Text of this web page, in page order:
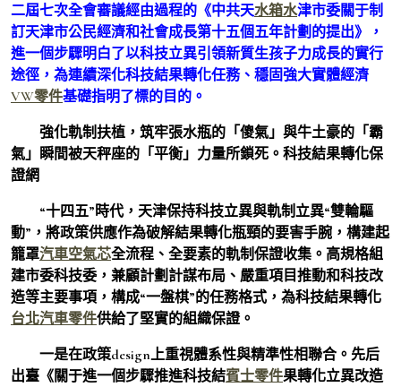
二屆七次全會審議經由過程的《中共天水箱水津市委關于制
訂天津市公民經濟和社會成長第十五個五年計劃的提出》，
進一個步驟明白了以科技立異引領新質生孩子力成長的實行
途徑，為連續深化科技結果轉化任務、穩固強大實體經濟
VW零件基礎指明了標的目的。
強化軌制扶植，筑牢張水瓶的「傻氣」與牛土豪的「霸
氣」瞬間被天秤座的「平衡」力量所鎖死。科技結果轉化保
證網
“十四五”時代，天津保持科技立異與軌制立異“雙輪驅
動”，將政策供應作為破解結果轉化瓶頸的要害手腕，構建起
籠罩汽車空氣芯全流程、全要素的軌制保證收集。高規格組
建市委科技委，兼顧計劃計謀布局、嚴重項目推動和科技改
造等主要事項，構成“一盤棋”的任務格式，為科技結果轉化
台北汽車零件供給了堅實的組織保證。
一是在政策design上重視體系性與精準性相聯合。先后
出臺《關于進一個步驟推進科技結賓士零件果轉化立異改造